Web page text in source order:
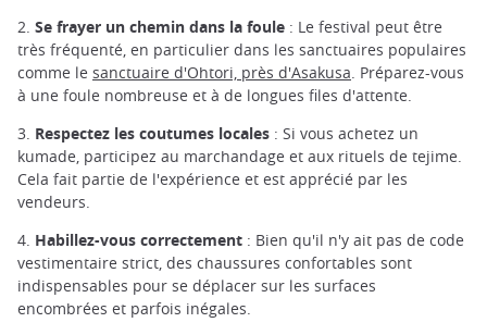
2. Se frayer un chemin dans la foule : Le festival peut être
très fréquenté, en particulier dans les sanctuaires populaires
comme le sanctuaire d'Ohtori, près d'Asakusa. Préparez-vous
à une foule nombreuse et à de longues files d'attente.
3. Respectez les coutumes locales : Si vous achetez un
kumade, participez au marchandage et aux rituels de tejime.
Cela fait partie de l'expérience et est apprécié par les
vendeurs.
4. Habillez-vous correctement : Bien qu'il n'y ait pas de code
vestimentaire strict, des chaussures confortables sont
indispensables pour se déplacer sur les surfaces
encombrées et parfois inégales.